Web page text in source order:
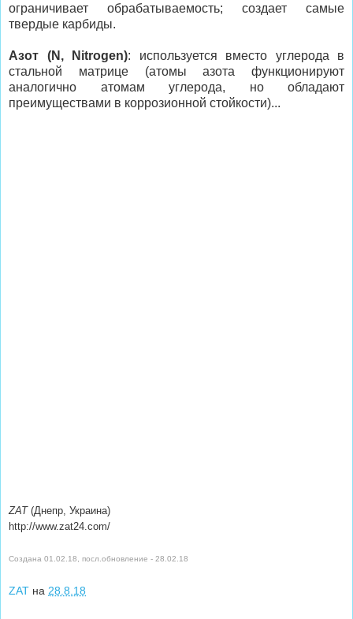
ограничивает обрабатываемость; создает самые
твердые карбиды.
Азот (N, Nitrogen): используется вместо углерода в
стальной матрице (атомы азота функционируют
аналогично атомам углерода, но обладают
преимуществами в коррозионной стойкости)...
ZAT (Днепр, Украина)
http://www.zat24.com/
Создана 01.02.18, посл.обновление - 28.02.18
ZAT на 28.8.18